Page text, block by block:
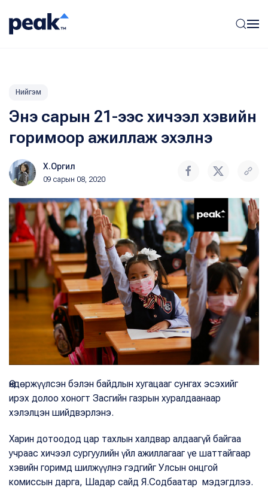
Нийгэм
Энэ сарын 21-ээс хичээл хэвийн
горимоор ажиллаж эхэлнэ
Х.Оргил
09 сарын 08, 2020
Өндөржүүлсэн бэлэн байдлын хугацааг сунгах эсэхийг
ирэх долоо хоногт Засгийн газрын хуралдаанаар
хэлэлцэн шийдвэрлэнэ.
Харин дотоодод цар тахлын халдвар алдаагүй байгаа
учраас хичээл сургуулийн үйл ажиллагааг үе шаттайгаар
хэвийн горимд шилжүүлнэ гэдгийг Улсын онцгой
комиссын дарга, Шадар сайд Я.Содбаатар мэдэгдлээ.